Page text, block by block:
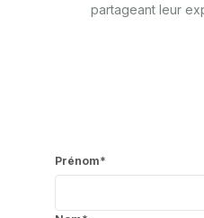
partageant leur
Prénom*